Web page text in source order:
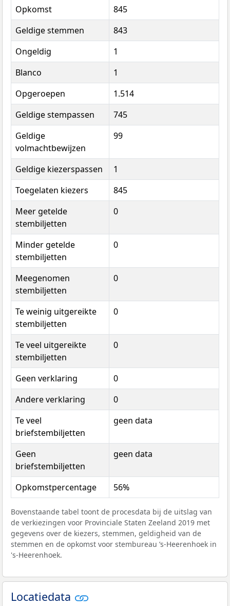
Opkomst
845
Geldige stemmen
843
Ongeldig
1
Blanco
1
Opgeroepen
1.514
Geldige stempassen
745
Geldige
volmachtbewijzen
99
Geldige kiezerspassen
1
Toegelaten kiezers
845
Meer getelde
stembiljetten
0
Minder getelde
stembiljetten
0
Meegenomen
stembiljetten
0
Te weinig uitgereikte
stembiljetten
0
Te veel uitgereikte
stembiljetten
0
Geen verklaring
0
Andere verklaring
0
Te veel
briefstembiljetten
geen data
Geen
briefstembiljetten
geen data
Opkomstpercentage 56%
Bovenstaande tabel toont de procesdata bij de uitslag van
de verkiezingen voor Provinciale Staten Zeeland 2019 met
gegevens over de kiezers, stemmen, geldigheid van de
stemmen en de opkomst voor stembureau ’s-Heerenhoek in
's-Heerenhoek.
Locatiedata